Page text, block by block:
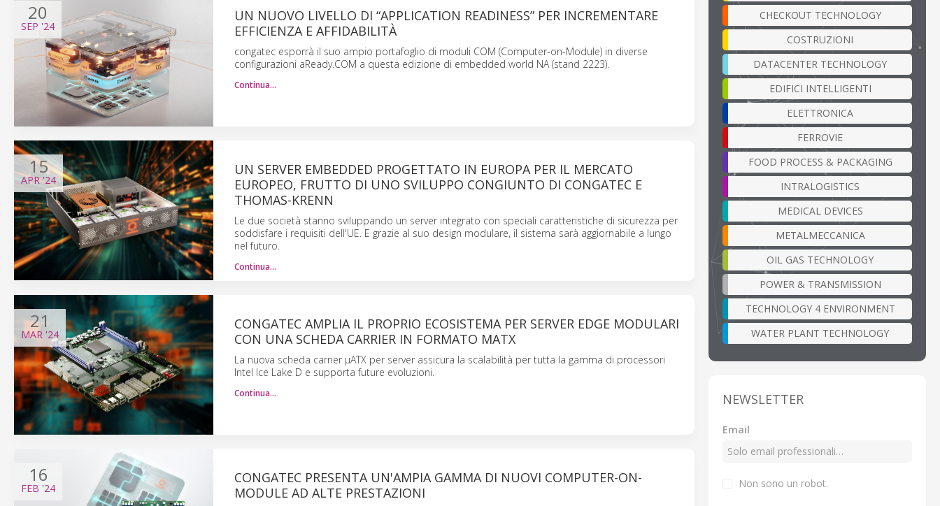
20
SEP '24
UN NUOVO LIVELLO DI “APPLICATION READINESS” PER INCREMENTARE
EFFICIENZA E AFFIDABILITÀ
congatec esporrà il suo ampio portafoglio di moduli COM (Computer-on-Module) in diverse
configurazioni aReady.COM a questa edizione di embedded world NA (stand 2223).
Continua…
15
APR'24
UN SERVER EMBEDDED PROGETTATO IN EUROPA PER IL MERCATO
EUROPEO, FRUTTO DI UNO SVILUPPO CONGIUNTO DI CONGATEC E
THOMAS-KRENN
Le due società stanno sviluppando un server integrato con speciali caratteristiche di sicurezza per
soddisfare i requisiti dell'UE. E grazie al suo design modulare, il sistema sarà aggiornabile a lungo
nel futuro.
Continua…
21
MAR '24
CONGATEC AMPLIA IL PROPRIO ECOSISTEMA PER SERVER EDGE MODULARI
CON UNA SCHEDA CARRIER IN FORMATO ΜATX
La nuova scheda carrier µATX per server assicura la scalabilità per tutta la gamma di processori
Intel Ice Lake D e supporta future evoluzioni.
Continua…
16
FEB '24
CONGATEC PRESENTA UN'AMPIA GAMMA DI NUOVI COMPUTER-ON-
MODULE AD ALTE PRESTAZIONI
CHECKOUT TECHNOLOGY
COSTRUZIONI
DATACENTER TECHNOLOGY
EDIFICI INTELLIGENTI
ELETTRONICA
FERROVIE
FOOD PROCESS & PACKAGING
INTRALOGISTICS
MEDICAL DEVICES
METALMECCANICA
OIL GAS TECHNOLOGY
POWER & TRANSMISSION
TECHNOLOGY 4 ENVIRONMENT
WATER PLANT TECHNOLOGY
NEWSLETTER
Email
Non sono un robot.